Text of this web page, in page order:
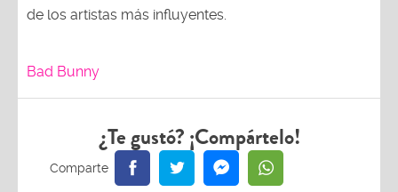
de los artistas más influyentes.
Bad Bunny
¿Te gustó? ¡Compártelo!